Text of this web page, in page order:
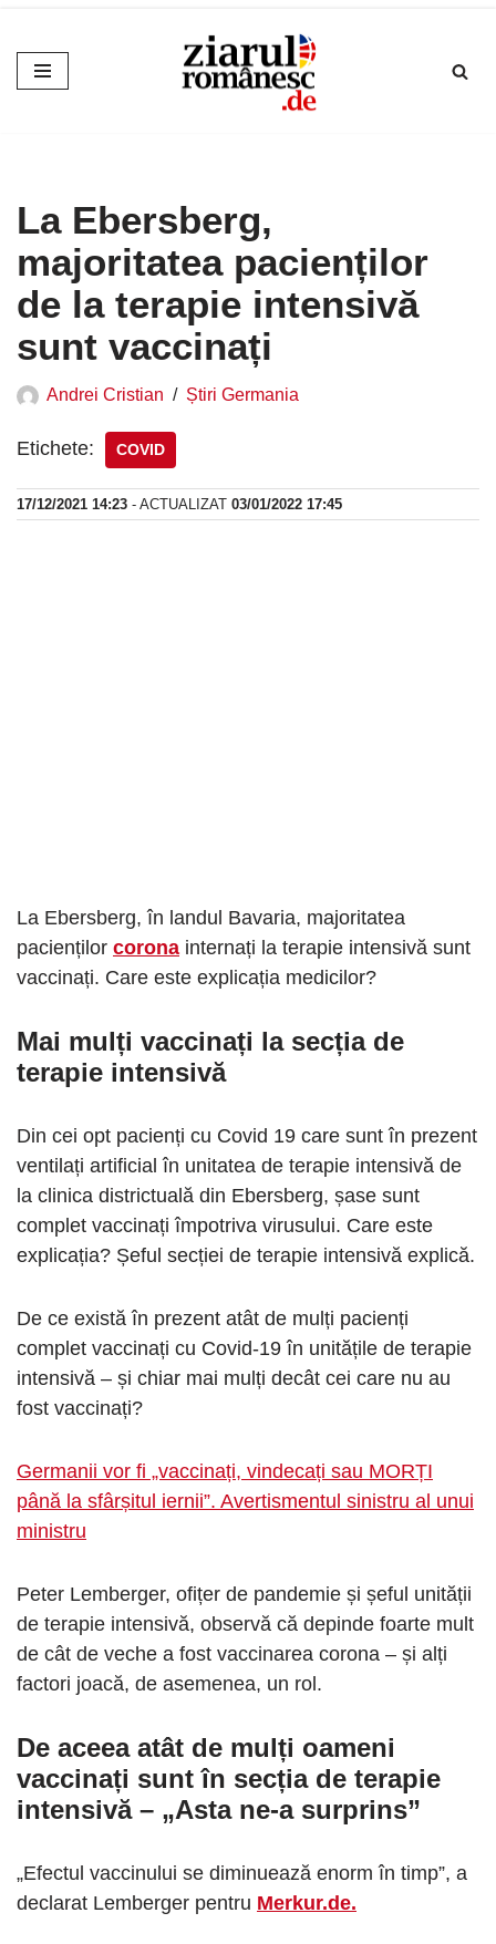
Sari
la
La Ebersberg,
majoritatea pacienților
de la terapie intensivă
sunt vaccinați
Andrei Cristian Știri Germania
Etichete: COVID
17/12/2021 14:23 - ACTUALIZAT 03/01/2022 17:45
La Ebersberg, în landul Bavaria, majoritatea
pacienților corona internați la terapie intensivă sunt
vaccinați. Care este explicația medicilor?
Mai mulți vaccinați la secția de
terapie intensivă
Din cei opt pacienți cu Covid 19 care sunt în prezent
ventilați artificial în unitatea de terapie intensivă de
la clinica districtuală din Ebersberg, șase sunt
complet vaccinați împotriva virusului. Care este
explicația? Șeful secției de terapie intensivă explică.
De ce există în prezent atât de mulți pacienți
complet vaccinați cu Covid-19 în unitățile de terapie
intensivă – și chiar mai mulți decât cei care nu au
fost vaccinați?
Germanii vor fi „vaccinați, vindecați sau MORȚI
până la sfârșitul iernii”. Avertismentul sinistru al unui
ministru
Peter Lemberger, ofițer de pandemie și șeful unității
de terapie intensivă, observă că depinde foarte mult
de cât de veche a fost vaccinarea corona – și alți
factori joacă, de asemenea, un rol.
De aceea atât de mulți oameni
vaccinați sunt în secția de terapie
intensivă – „Asta ne-a surprins”
„Efectul vaccinului se diminuează enorm în timp”, a
declarat Lemberger pentru Merkur.de.